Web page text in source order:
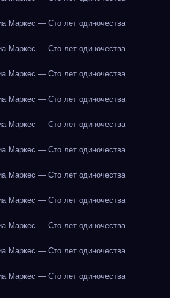
Маркес — Сто лет одиночества
Маркес — Сто лет одиночества
Маркес — Сто лет одиночества
Маркес — Сто лет одиночества
Маркес — Сто лет одиночества
Маркес — Сто лет одиночества
Маркес — Сто лет одиночества
Маркес — Сто лет одиночества
Маркес — Сто лет одиночества
Маркес — Сто лет одиночества
Маркес — Сто лет одиночества